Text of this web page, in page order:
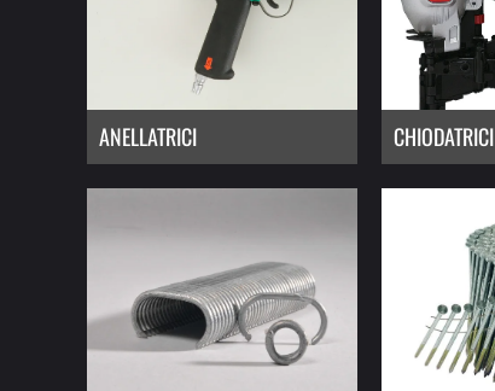
ANELLATRICI CHIODATRICI